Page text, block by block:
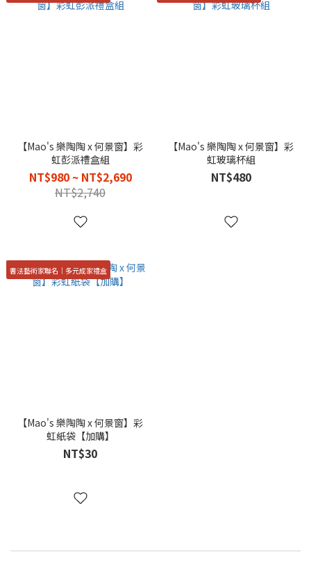
【Mao's 樂陶陶 x 何景窗】彩
虹彭派禮盒組
NT$980 ~ NT$2,690
NT$2,740
【Mao's 樂陶陶 x 何景窗】彩
虹玻璃杯組
NT$480
書法藝術家聯名｜多元成家禮盒
【Mao's 樂陶陶 x 何景窗】彩
虹紙袋【加購】
NT$30